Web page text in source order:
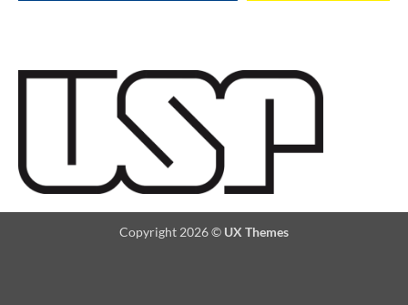
Copyright 2026 © UX Themes